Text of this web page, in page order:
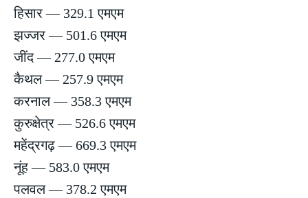
हिसार — 329.1 एमएम
झज्जर — 501.6 एमएम
जींद — 277.0 एमएम
कैथल — 257.9 एमएम
करनाल — 358.3 एमएम
कुरुक्षेत्र — 526.6 एमएम
महेंद्रगढ़ — 669.3 एमएम
नूंह — 583.0 एमएम
पलवल — 378.2 एमएम